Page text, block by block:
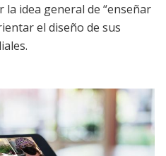
la idea general de “enseñar
el diseño de sus